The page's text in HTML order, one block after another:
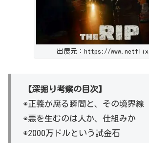
出展元：https://
【深掘り考察の目次】
◉正義が腐る瞬間と、その境界線
◉悪を生むのは人か、仕組みか
◉2000万ドルという試金石